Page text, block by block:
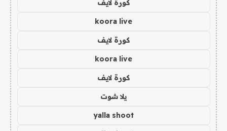
كورة لايف
koora live
كورة لايف
koora live
كورة لايف
يلا شوت
yalla shoot